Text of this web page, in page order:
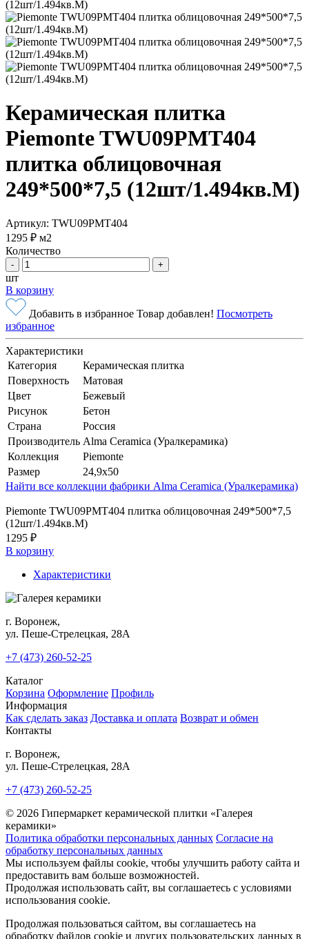
Керамическая плитка
Piemonte TWU09PMT404
плитка облицовочная
249*500*7,5 (12шт/1.494кв.М)
Артикул: TWU09PMT404
1295 ₽ м2
Количество
- +
шт
В корзину
Добавить в избранное Товар добавлен! Посмотреть
избранное
Характеристики
Категория
Керамическая плитка
Поверхность
Матовая
Цвет
Бежевый
Рисунок
Бетон
Страна
Россия
Производитель Alma Ceramica (Уралкерамика)
Коллекция
Piemonte
Размер
24,9x50
Найти все коллекции фабрики Alma Ceramica (Уралкерамика)
Piemonte TWU09PMT404 плитка облицовочная 249*500*7,5
(12шт/1.494кв.М)
1295 ₽
В корзину
Характеристики
г. Воронеж,
ул. Пеше-Cтрелецкая, 28А
+7 (473) 260-52-25
Каталог
Корзина Оформление Профиль
Информация
Как сделать заказ Доставка и оплата Возврат и обмен
Контакты
г. Воронеж,
ул. Пеше-Cтрелецкая, 28А
+7 (473) 260-52-25
© 2026 Гипермаркет керамической плитки «Галерея
керамики»
Политика обработки персональных данных Согласие на
обработку персональных данных
Мы используем файлы cookie, чтобы улучшить работу сайта и
предоставить вам больше возможностей.
Продолжая использовать сайт, вы соглашаетесь с условиями
использования cookie.
Продолжая пользоваться сайтом, вы соглашаетесь на
обработку файлов cookie и других пользовательских данных в